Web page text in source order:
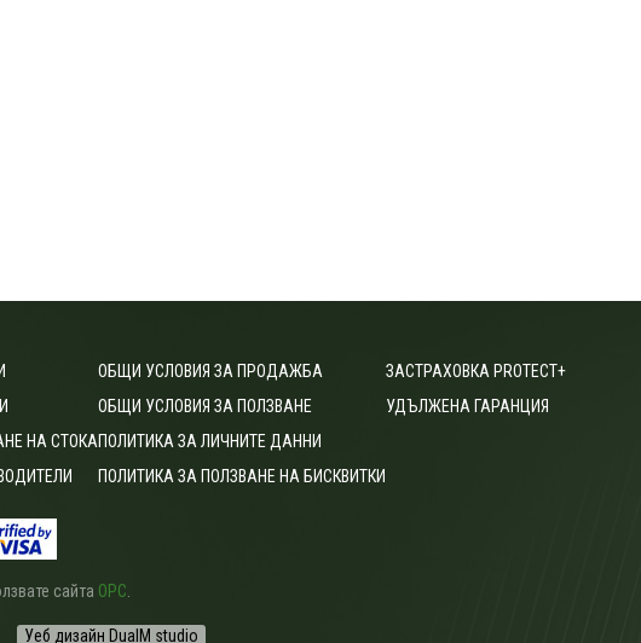
НА СТОКА
ОБЩИ УСЛОВИЯ ЗА ПРОДАЖБА
ОБЩИ УСЛОВИЯ ЗА ПОЛЗВАНЕ
ПОЛИТИКА ЗА ЛИЧНИТЕ ДАННИ
ПОЛИТИКА ЗА ПОЛЗВАНЕ НА БИСКВИТКИ
ЗАСТРАХОВКА PROTECT+
УДЪЛЖЕНА ГАРАНЦИЯ
сайта ОРС
Уеб дизайн DualM studio